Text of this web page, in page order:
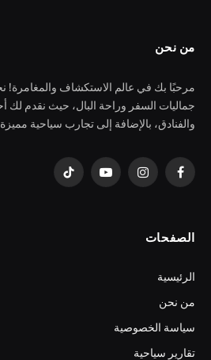
من نحن
مرحبًا بك في عالم الاستكشاف والمغامرة!
جماليات السفر وراحة البال، حيث نقدم
والفنادق، بالإضافة إلى تجارب سياحية
فيسبوكالانستغراميوتيوب تيكتوك
الصفحات
الرئيسية
من نحن
سياسة الخصوصية
تقارير سياحية